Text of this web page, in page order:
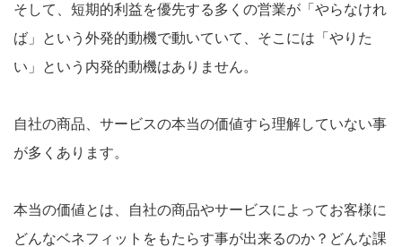
そして、短期的利益を優先する多くの営業が「やらなけれ
ば」という外発的動機で動いていて、そこには「やりた
い」という内発的動機はありません。
自社の商品、サービスの本当の価値すら理解していない事
が多くあります。
本当の価値とは、自社の商品やサービスによってお客様に
どんなベネフィットをもたらす事が出来るのか？どんな課